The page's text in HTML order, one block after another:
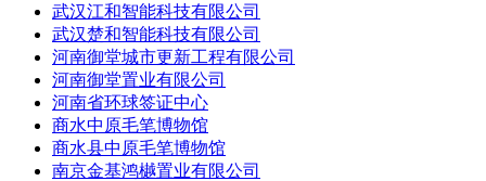
武汉江和智能科技有限公司
武汉楚和智能科技有限公司
河南御堂城市更新工程有限公司
河南御堂置业有限公司
河南省环球签证中心
商水中原毛笔博物馆
商水县中原毛笔博物馆
南京金基鸿樾置业有限公司